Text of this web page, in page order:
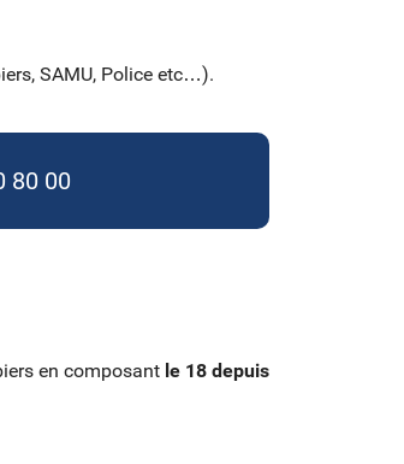
SAMU, Police etc…).
80 00
en composant le 18 depuis